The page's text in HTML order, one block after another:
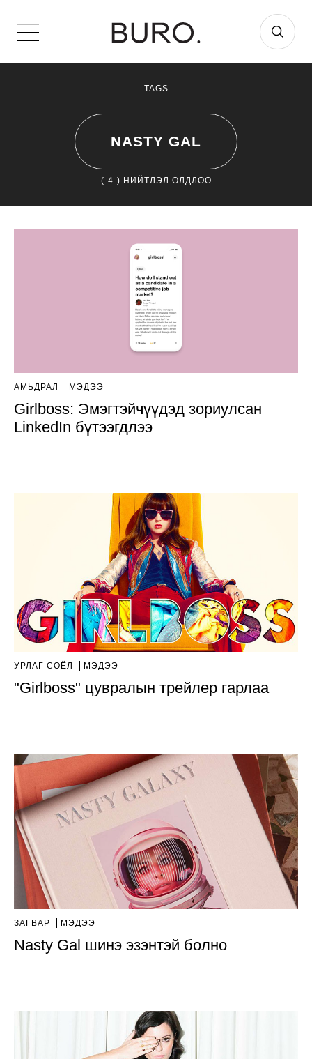
TAGS
NASTY GAL
( 4 ) НИЙТЛЭЛ ОЛДЛОО
АМЬДРАЛ МЭДЭЭ
Girlboss: Эмэгтэйчүүдэд зориулсан
LinkedIn бүтээгдлээ
УРЛАГ СОЁЛ МЭДЭЭ
"Girlboss" цувралын трейлер гарлаа
ЗАГВАР МЭДЭЭ
Nasty Gal шинэ эзэнтэй болно